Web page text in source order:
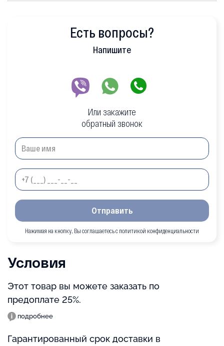
Есть вопросы?
Напишите
Или закажите
обратный звонок
Отправить
Нажимая на кнопку, Вы соглашаетесь с политикой конфиденциальности
Условия
Этот товар вы можете заказать по
предоплате 25%.
подробнее
Гарантированный срок доставки в